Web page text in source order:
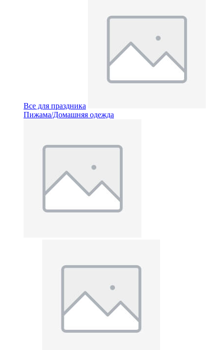
Все для праздника
Пижама/Домашняя одежда